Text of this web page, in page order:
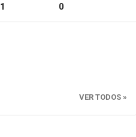
1 0
VER TODOS »